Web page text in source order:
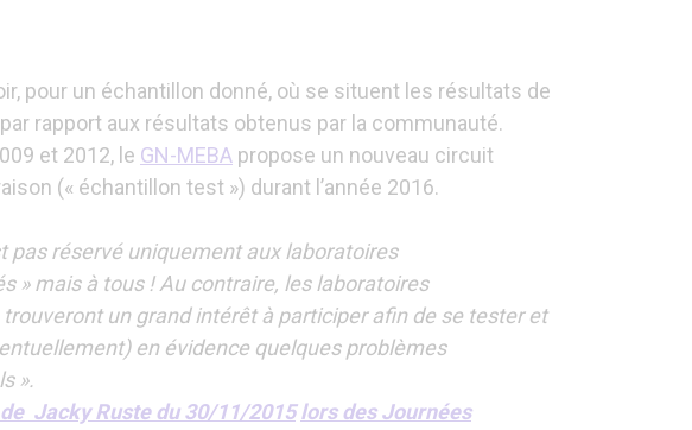
pour un échantillon donné, où se situent les résultats de
rapport aux résultats obtenus par la communauté.
et 2012, le GN-MEBA propose un nouveau circuit
(« échantillon test ») durant l’année 2016.
pas réservé uniquement aux laboratoires
» mais à tous !Au contraire, les laboratoires
trouveront un grand intérêt à participer afin de se tester et
en évidence quelques problèmes
».
Jacky Ruste du 30/11/2015 lors des Journées